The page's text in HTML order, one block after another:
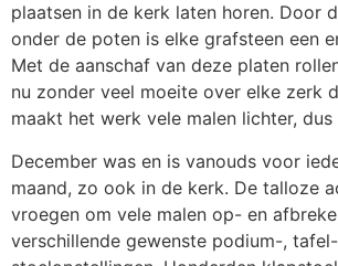
plaatsen in de kerk laten horen. Door
onder de poten is elke grafsteen een
Met de aanschaf van deze platen
nu zonder veel moeite over elke zerk
maakt het werk vele malen lichter,
December was en is vanouds voor
maand, zo ook in de kerk. De talloze
vroegen om vele malen op- en
verschillende gewenste podium-,